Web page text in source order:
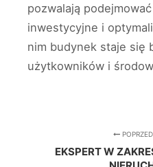
pozwalają
inwestycyjne i
nim budynek staje się
użytkowników i
EKSPERT W